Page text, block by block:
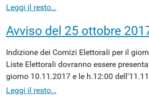
Leggi il resto…
Avviso del 25 ottobre
Indizione dei Comizi Elettorali per il
Liste Elettorali dovranno essere
giorno 10.11.2017 e le h.12:00
Leggi il resto…